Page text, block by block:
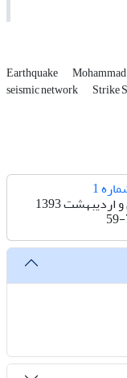
Earthquake
seismic network Strike
1393